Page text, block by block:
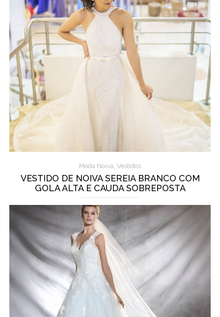
Moda Noiva, Vestidos
VESTIDO DE NOIVA SEREIA BRANCO COM
GOLA ALTA E CAUDA SOBREPOSTA